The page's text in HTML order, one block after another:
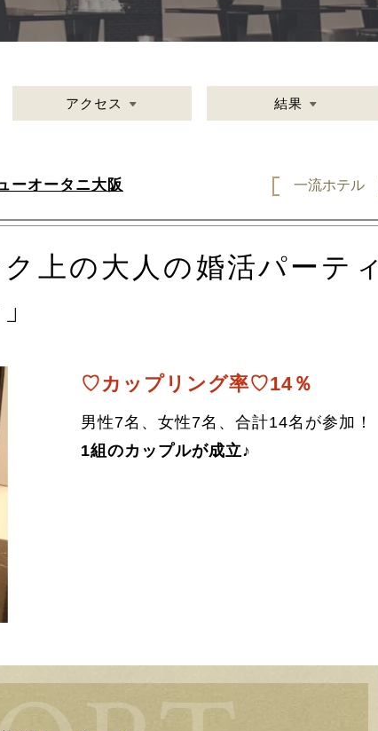
アクセス 結果
ーオータニ大阪 一流ホテル
上の大人の婚活パーティ
♡カップリング率♡14％
男性7名、女性7名、合計14名が参加！
1組のカップルが成立♪